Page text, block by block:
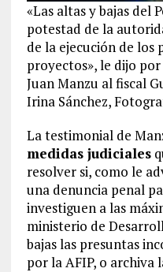
«Las altas y bajas del
potestad de la
de la ejecución de los
proyectos», le dijo
Juan Manzu al fiscal
Irina Sánchez,
La testimonial de
medidas judiciales
resolver si, como le
una denuncia penal
investiguen a las
ministerio de
bajas las presuntas
por la AFIP, o archiva